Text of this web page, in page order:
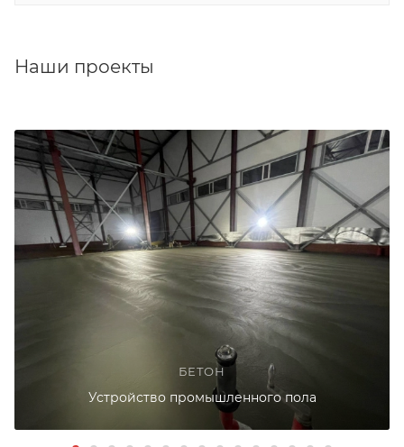
Наши проекты
БЕТОН
Устройство промышленного пола